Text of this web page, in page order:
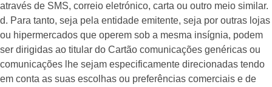
através de SMS, correio eletrónico, carta ou outro meio similar.
d. Para tanto, seja pela entidade emitente, seja por outras lojas
ou hipermercados que operem sob a mesma insígnia, podem
ser dirigidas ao titular do Cartão comunicações genéricas ou
comunicações lhe sejam especificamente direcionadas tendo
em conta as suas escolhas ou preferências comerciais e de